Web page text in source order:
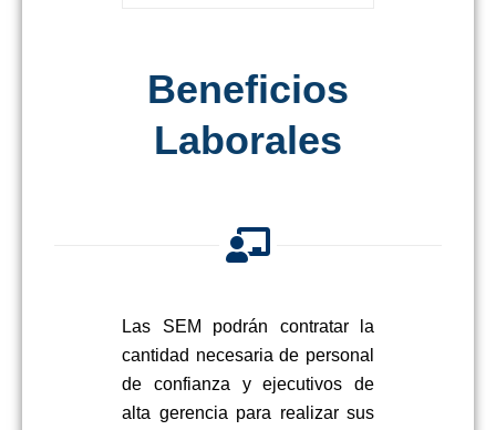
Beneficios
Laborales
Las SEM podrán contratar la
cantidad necesaria de personal
de confianza y ejecutivos de
alta gerencia para realizar sus